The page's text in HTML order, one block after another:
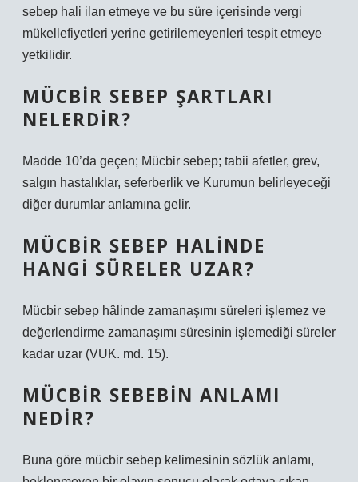
sebep hali ilan etmeye ve bu süre içerisinde vergi
mükellefiyetleri yerine getirilemeyenleri tespit etmeye
yetkilidir.
MÜCBIR SEBEP ŞARTLARI
NELERDIR?
Madde 10’da geçen; Mücbir sebep; tabii afetler, grev,
salgın hastalıklar, seferberlik ve Kurumun belirleyeceği
diğer durumlar anlamına gelir.
MÜCBIR SEBEP HALINDE
HANGI SÜRELER UZAR?
Mücbir sebep hâlinde zamanaşımı süreleri işlemez ve
değerlendirme zamanaşımı süresinin işlemediği süreler
kadar uzar (VUK. md. 15).
MÜCBIR SEBEBIN ANLAMI
NEDIR?
Buna göre mücbir sebep kelimesinin sözlük anlamı,